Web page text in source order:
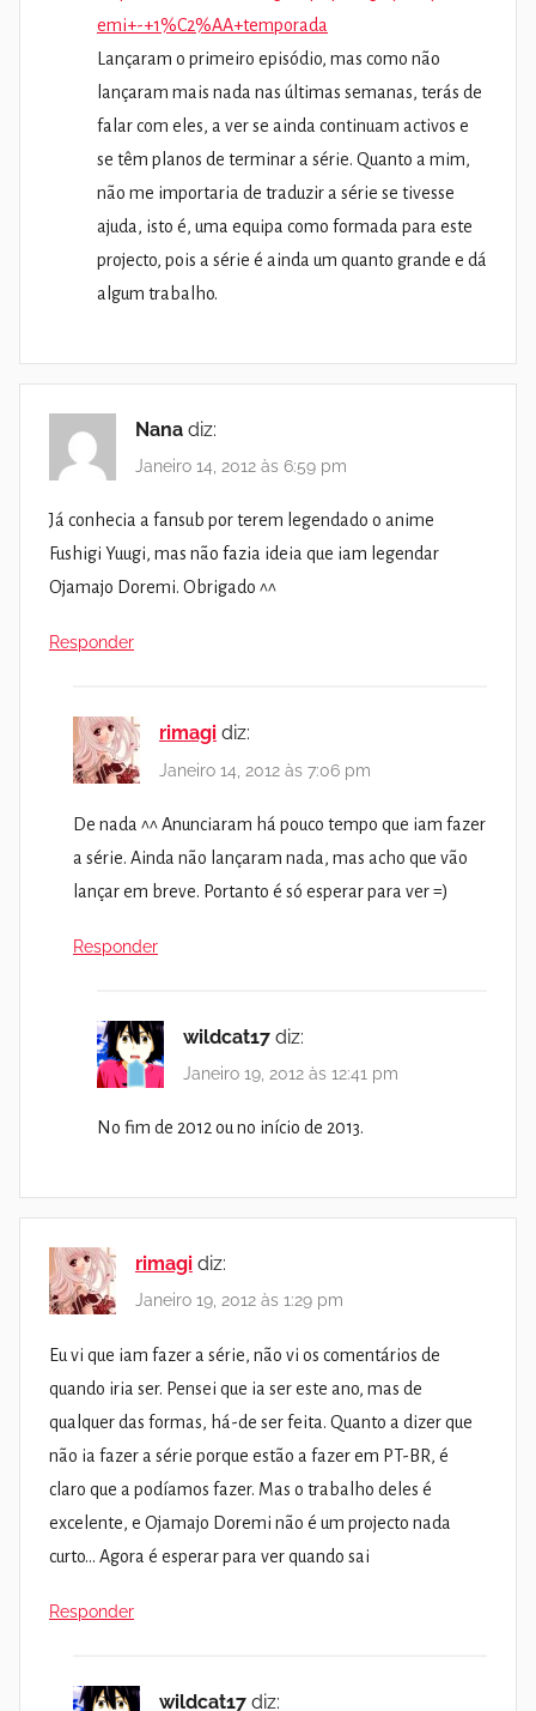
emi+-+1%C2%AA+temporada
Lançaram o primeiro episódio, mas como não
lançaram mais nada nas últimas semanas, terás de
falar com eles, a ver se ainda continuam activos e
se têm planos de terminar a série. Quanto a mim,
não me importaria de traduzir a série se tivesse
ajuda, isto é, uma equipa como formada para este
projecto, pois a série é ainda um quanto grande e dá
algum trabalho.
Nana diz:
Janeiro 14, 2012 às 6:59 pm
Já conhecia a fansub por terem legendado o anime
Fushigi Yuugi, mas não fazia ideia que iam legendar
Ojamajo Doremi. Obrigado ^^
Responder
rimagi diz:
Janeiro 14, 2012 às 7:06 pm
De nada ^^ Anunciaram há pouco tempo que iam fazer
a série. Ainda não lançaram nada, mas acho que vão
lançar em breve. Portanto é só esperar para ver =)
Responder
wildcat17 diz:
Janeiro 19, 2012 às 12:41 pm
No fim de 2012 ou no início de 2013.
rimagi diz:
Janeiro 19, 2012 às 1:29 pm
Eu vi que iam fazer a série, não vi os comentários de
quando iria ser. Pensei que ia ser este ano, mas de
qualquer das formas, há-de ser feita. Quanto a dizer que
não ia fazer a série porque estão a fazer em PT-BR, é
claro que a podíamos fazer. Mas o trabalho deles é
excelente, e Ojamajo Doremi não é um projecto nada
curto… Agora é esperar para ver quando sai
Responder
wildcat17 diz: